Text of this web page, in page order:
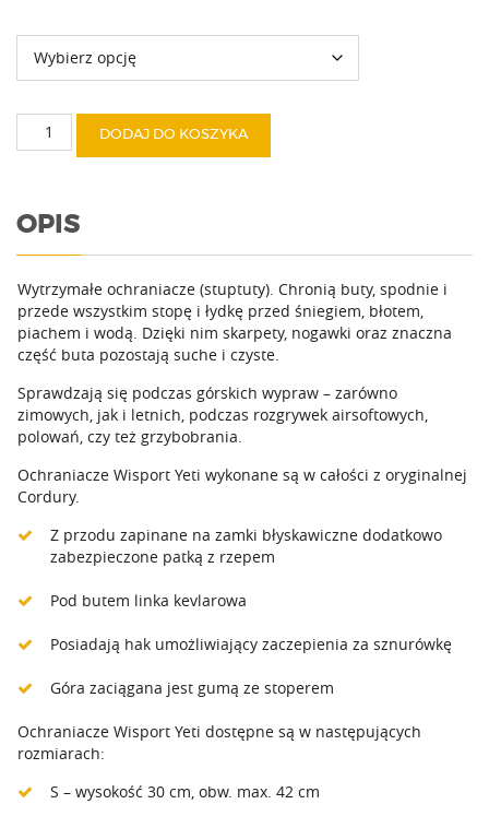
DODAJ DO KOSZYKA
OPIS
Wytrzymałe ochraniacze (stuptuty). Chronią buty, spodnie i
przede wszystkim stopę i łydkę przed śniegiem, błotem,
piachem i wodą. Dzięki nim skarpety, nogawki oraz znaczna
część buta pozostają suche i czyste.
Sprawdzają się podczas górskich wypraw – zarówno
zimowych, jak i letnich, podczas rozgrywek airsoftowych,
polowań, czy też grzybobrania.
Ochraniacze Wisport Yeti wykonane są w całości z oryginalnej
Cordury.
Z przodu zapinane na zamki błyskawiczne dodatkowo
zabezpieczone patką z rzepem
Pod butem linka kevlarowa
Posiadają hak umożliwiający zaczepienia za sznurówkę
Góra zaciągana jest gumą ze stoperem
Ochraniacze Wisport Yeti dostępne są w następujących
rozmiarach:
S – wysokość 30 cm, obw. max. 42 cm